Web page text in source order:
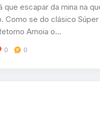
que escapar da mina na
Como se do clásico Súper
Arnoia o…
0 0